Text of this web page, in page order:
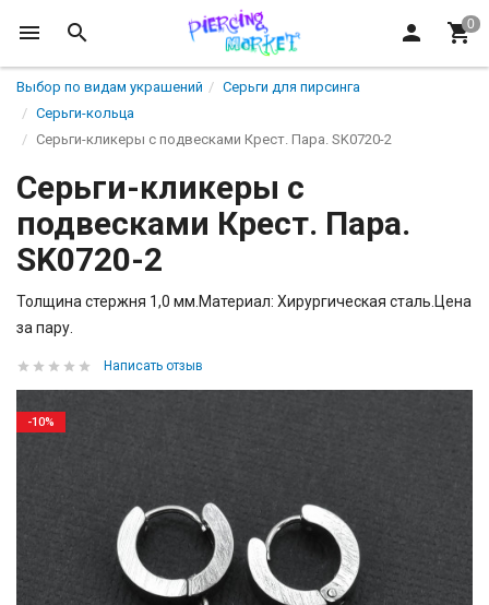
Выбор по видам украшений
Серьги для пирсинга
Серьги-кольца
Серьги-кликеры с подвесками Крест. Пара. SK0720-2
Серьги-кликеры с
подвесками Крест. Пара.
SK0720-2
Толщина стержня 1,0 мм.Материал: Хирургическая сталь.Цена
за пару.
Написать отзыв
-10%